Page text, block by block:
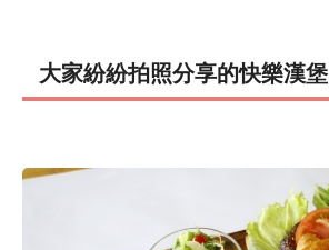
大家紛紛拍照分享的快樂漢堡